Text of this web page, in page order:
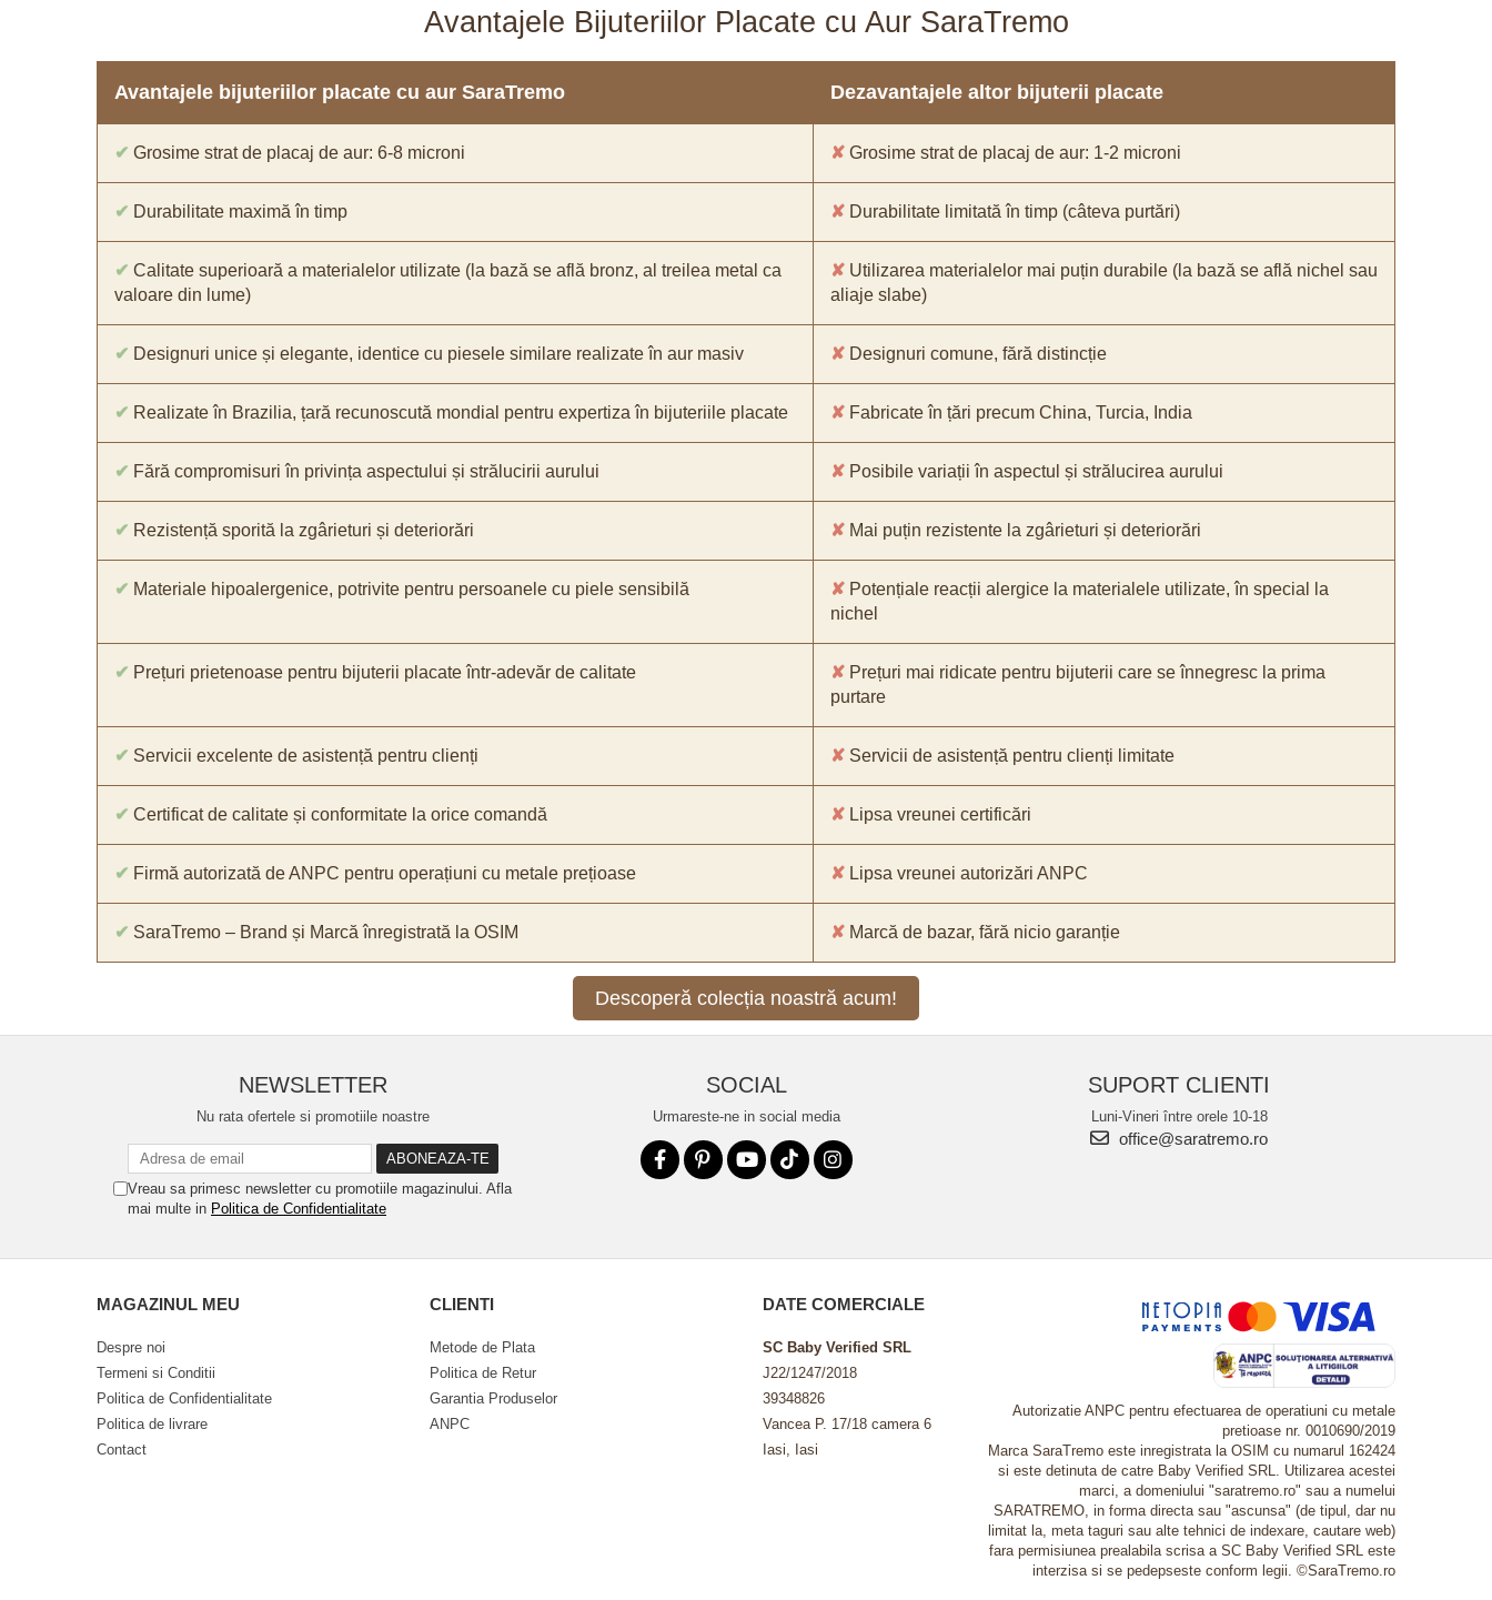
Avantajele Bijuteriilor Placate cu Aur SaraTremo
Avantajele bijuteriilor placate cu aur SaraTremo Dezavantajele altor bijuterii placate
✔ Grosime strat de placaj de aur: 6-8 microni ✘ Grosime strat de placaj de aur: 1-2 microni
✔ Durabilitate maximă în timp ✘ Durabilitate limitată în timp (câteva purtări)
✔ Calitate superioară a materialelor utilizate (la bază se află bronz, al treilea metal ca
valoare din lume)
✘ Utilizarea materialelor mai puțin durabile (la bază se află nichel sau
aliaje slabe)
✔ Designuri unice și elegante, identice cu piesele similare realizate în aur masiv ✘ Designuri comune, fără distincție
✔ Realizate în Brazilia, țară recunoscută mondial pentru expertiza în bijuteriile placate ✘ Fabricate în țări precum China, Turcia, India
✔ Fără compromisuri în privința aspectului și strălucirii aurului ✘ Posibile variații în aspectul și strălucirea aurului
✔ Rezistență sporită la zgârieturi și deteriorări ✘ Mai puțin rezistente la zgârieturi și deteriorări
✔ Materiale hipoalergenice, potrivite pentru persoanele cu piele sensibilă ✘ Potențiale reacții alergice la materialele utilizate, în special la
nichel
✔ Prețuri prietenoase pentru bijuterii placate într-adevăr de calitate ✘ Prețuri mai ridicate pentru bijuterii care se înnegresc la prima
purtare
✔ Servicii excelente de asistență pentru clienți ✘ Servicii de asistență pentru clienți limitate
✔ Certificat de calitate și conformitate la orice comandă ✘ Lipsa vreunei certificări
✔ Firmă autorizată de ANPC pentru operațiuni cu metale prețioase ✘ Lipsa vreunei autorizări ANPC
✔ SaraTremo – Brand și Marcă înregistrată la OSIM ✘ Marcă de bazar, fără nicio garanție
Descoperă colecția noastră acum!
NEWSLETTER
Nu rata ofertele si promotiile noastre
Vreau sa primesc newsletter cu promotiile magazinului. Afla
mai multe in Politica de Confidentialitate
SOCIAL
Urmareste-ne in social media
SUPORT CLIENTI
Luni-Vineri între orele 10-18
office@saratremo.ro
MAGAZINUL MEU
Despre noi
Termeni si Conditii
Politica de Confidentialitate
Politica de livrare
Contact
CLIENTI
Metode de Plata
Politica de Retur
Garantia Produselor
ANPC
DATE COMERCIALE
SC Baby Verified SRL
J22/1247/2018
39348826
Vancea P. 17/18 camera 6
Iasi, Iasi
Autorizatie ANPC pentru efectuarea de operatiuni cu metale
pretioase nr. 0010690/2019
Marca SaraTremo este inregistrata la OSIM cu numarul 162424
si este detinuta de catre Baby Verified SRL. Utilizarea acestei
marci, a domeniului "saratremo.ro" sau a numelui
SARATREMO, in forma directa sau "ascunsa" (de tipul, dar nu
limitat la, meta taguri sau alte tehnici de indexare, cautare web)
fara permisiunea prealabila scrisa a SC Baby Verified SRL este
interzisa si se pedepseste conform legii. ©SaraTremo.ro